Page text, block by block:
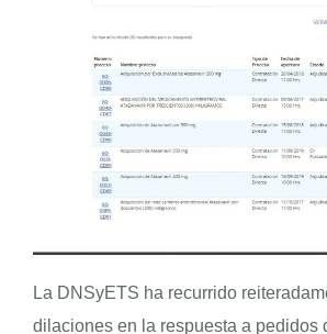
La DNSyETS ha recurrido
dilaciones en la respuesta a pedidos